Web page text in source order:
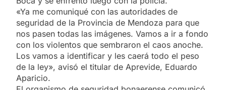
«Ya me comuniqué con las autoridades de
seguridad de la Provincia de Mendoza para que
nos pasen todas las imágenes. Vamos a ir a fondo
con los violentos que sembraron el caos anoche.
Los vamos a identificar y les caerá todo el peso
de la ley», avisó el titular de Aprevide, Eduardo
Aparicio.